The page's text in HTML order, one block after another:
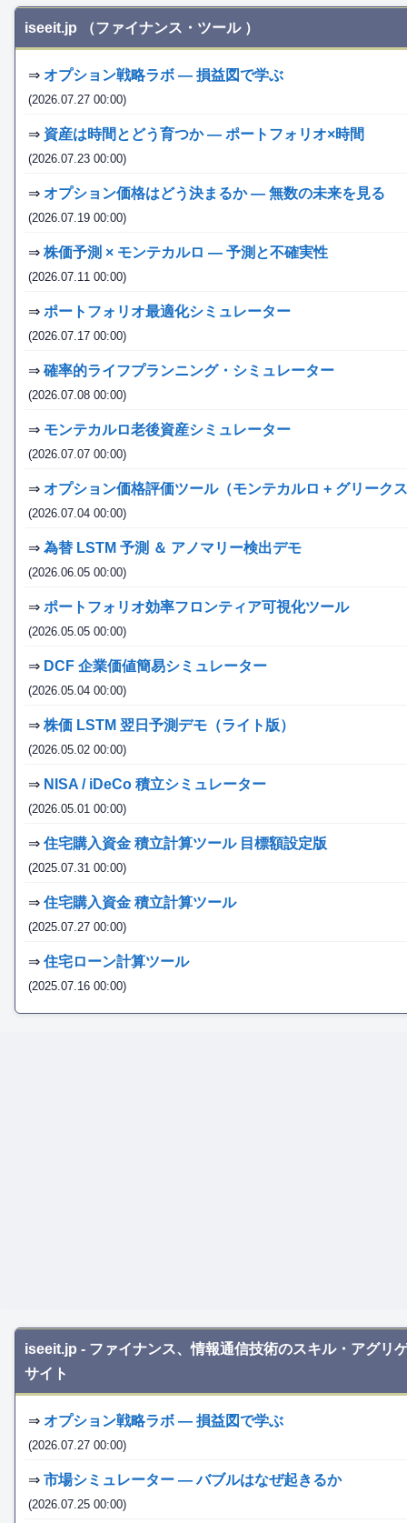
iseeit.jp （ファイナンス・ツール ）
⇒ オプション戦略ラボ — 損益図で学ぶ
(2026.07.27 00:00)
⇒ 資産は時間とどう育つか — ポートフォリオ×時間
(2026.07.23 00:00)
⇒ オプション価格はどう決まるか — 無数の未来を見る
(2026.07.19 00:00)
⇒ 株価予測 × モンテカルロ — 予測と不確実性
(2026.07.11 00:00)
⇒ ポートフォリオ最適化シミュレーター
(2026.07.17 00:00)
⇒ 確率的ライフプランニング・シミュレーター
(2026.07.08 00:00)
⇒ モンテカルロ老後資産シミュレーター
(2026.07.07 00:00)
⇒ オプション価格評価ツール（モンテカルロ + グリーク
(2026.07.04 00:00)
⇒ 為替 LSTM 予測 ＆ アノマリー検出デモ
(2026.06.05 00:00)
⇒ ポートフォリオ効率フロンティア可視化ツール
(2026.05.05 00:00)
⇒ DCF 企業価値簡易シミュレーター
(2026.05.04 00:00)
⇒ 株価 LSTM 翌日予測デモ（ライト版）
(2026.05.02 00:00)
⇒ NISA / iDeCo 積立シミュレーター
(2026.05.01 00:00)
⇒ 住宅購入資金 積立計算ツール 目標額設定版
(2025.07.31 00:00)
⇒ 住宅購入資金 積立計算ツール
(2025.07.27 00:00)
⇒ 住宅ローン計算ツール
(2025.07.16 00:00)
iseeit.jp - ファイナンス、情報通信技術のスキル・アグリ
サイト
⇒ オプション戦略ラボ — 損益図で学ぶ
(2026.07.27 00:00)
⇒ 市場シミュレーター — バブルはなぜ起きるか
(2026.07.25 00:00)